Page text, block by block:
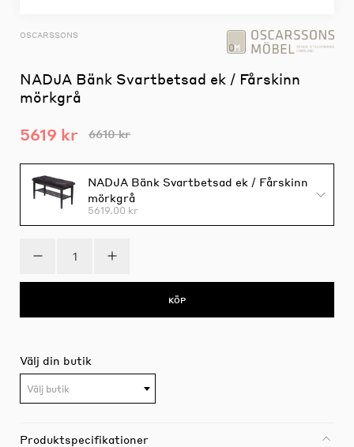
OSCARSSONS
NADJA Bänk Svartbetsad ek / Fårskinn
mörkgrå
5619 kr 6610 kr
NADJA Bänk Svartbetsad ek / Fårskinn
mörkgrå
5619.00 kr
KÖP
Välj din butik
Välj butik
Produktspecifikationer